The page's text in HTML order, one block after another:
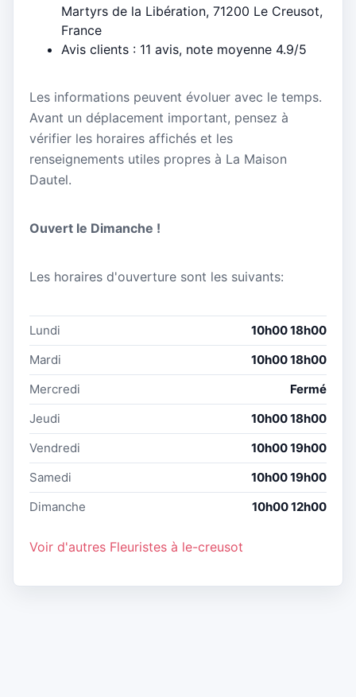
Martyrs de la Libération, 71200 Le Creusot,
France
Avis clients : 11 avis, note moyenne 4.9/5
Les informations peuvent évoluer avec le temps.
Avant un déplacement important, pensez à
vérifier les horaires affichés et les
renseignements utiles propres à La Maison
Dautel.
Ouvert le Dimanche !
Les horaires d'ouverture sont les suivants:
Lundi
10h00 18h00
Mardi
10h00 18h00
Mercredi
Fermé
Jeudi
10h00 18h00
Vendredi
10h00 19h00
Samedi
10h00 19h00
Dimanche
10h00 12h00
Voir d'autres Fleuristes à le-creusot